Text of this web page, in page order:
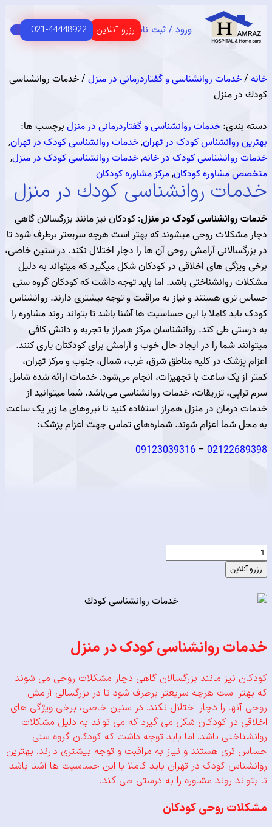
ورود / ثبت نام رزرو آنلاین 021-44448922
خدمات روانشناسی و گفتاردرمانی در منزل/ خدمات روانشناسی
منزل
خدمات روانشناسی و گفتاردرمانی در منزل برچسب ها:
روانشناس کودک در تهران,خدمات روانشناسی کودک در تهران,
کودک در خانه,خدمات روانشناسی کودک در منزل,
مشاوره کودکان,مرکز مشاوره کودکان
روانشناسی کودك در منزل
کودک در منزل:کودکان نیز مانند بزرگسالان گاهی
روحی میشوند که بهتر است هرچه سریعتر برطرف شود تا
آرامش روحی آن ها را دچار اختلال نکند. در سنین خاصی،
های اخلاقی در کودکان شکل میگیرد که میتواند به دلیل
روانشناختی باشد. اما باید توجه داشت که کودکان گروه سنی
هستند و نیاز به مراقبت و توجه بیشتری دارند. روانشناس
کاملا با این حساسیت ها آشنا باشد تا بتواند روند مشاوره را
طی کند. روانشناسان مرکز همراز با تجربه و دانش کافی
شما را در ایجاد حال خوب و آرامش برای کودکتان یاری کنند.
در کلیه مناطق شرق، غرب، شمال، جنوب و مرکز تهران،
یک ساعت با تجهیزات، انجام می‌شود. خدمات ارائه شده شامل
تزریقات، خدمات روانشناسی می‌باشد. شما میتوانید از
در منزل همراز استفاده کنید تا نیروهای ما زیر یک ساعت
شما اعزام شوند. شماره‌های تماس جهت اعزام پزشک:
–
09123039316
روانشناسی کودک در منزل
نیز مانند بزرگسالان گاهی دچار مشکلات روحی می شوند
است هرچه سریعتر برطرف شود تا در بزرگسالی آرامش
را دچار اختلال نکند. در سنین خاصی، برخی ویژگی های
در کودکان شکل می گیرد که می تواند به دلیل مشکلات
باشد. اما باید توجه داشت که کودکان گروه سنی
هستند و نیاز به مراقبت و توجه بیشتری دارند. بهترین
کودک در تهران باید کاملا با این حساسیت ها آشنا باشد
روند مشاوره را به درستی طی کند.
روحی کودکان